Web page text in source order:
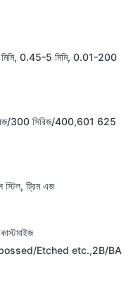
0.45-5 মিমি, 0.01-200
300 সিরিজ/400,601 625
স্টিল, ট্রিম এজ
Etched etc.,2B/BA